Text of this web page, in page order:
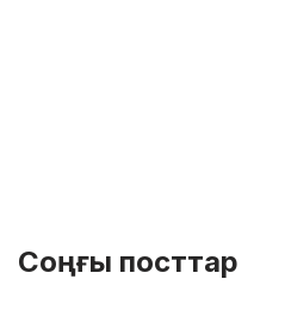
Соңғы посттар